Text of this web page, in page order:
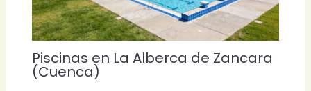
Piscinas en La Alberca de Zancara
(Cuenca)